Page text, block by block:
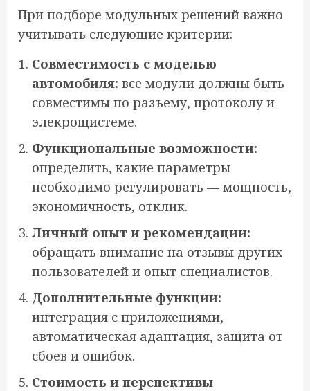
При подборе модульных решений важно
учитывать следующие критерии:
Совместимость с моделью
автомобиля: все модули должны быть
совместимы по разъему, протоколу и
элекрощистеме.
Функциональные возможности:
определить, какие параметры
необходимо регулировать — мощность,
экономичность, отклик.
Личный опыт и рекомендации:
обращать внимание на отзывы других
пользователей и опыт специалистов.
Дополнительные функции:
интеграция с приложениями,
автоматическая адаптация, защита от
сбоев и ошибок.
Стоимость и перспективы